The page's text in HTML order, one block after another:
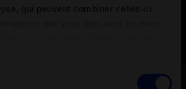
qui peuvent combiner celles-ci